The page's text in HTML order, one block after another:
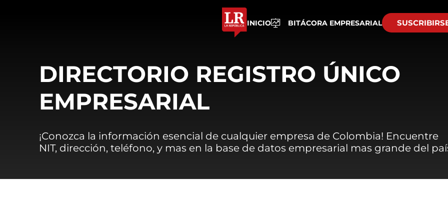
INICIO BITÁCORA EMPRESARIAL
DIRECTORIO REGISTRO ÚNICO
EMPRESARIAL
¡Conozca la información esencial de cualquier empresa de Colombia! Encuentre
NIT, dirección, teléfono, y mas en la base de datos empresarial mas grande del